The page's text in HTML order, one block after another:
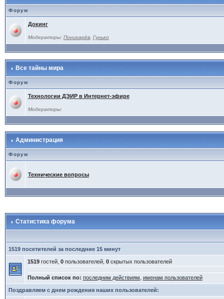
Форум
Докинг
Модераторы: Поникарёв, Гунько
Все тайны мира
Форум
Технологии ДЭИР в Интернет-эфире
Модераторы:
Администрация
Форум
Технические вопросы
Статистика форума
1519 посетителей за последние 15 минут
1519гостей, 0пользователей, 0скрытых пользователей
Полный список по: последним действиям именам пользователей
Поздравляем с днем рождения наших пользователей: